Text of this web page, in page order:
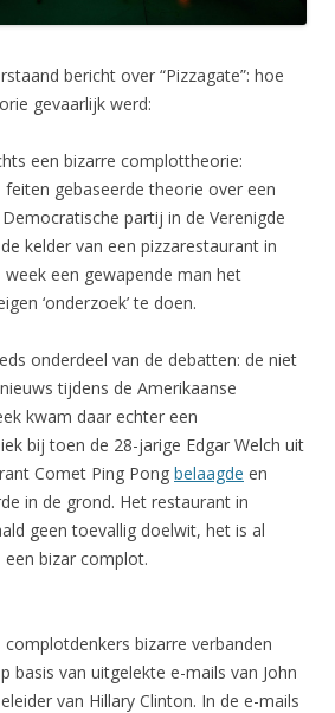
bericht over “Pizzagate”: hoe
gevaarlijk werd:
een bizarre complottheorie:
feiten gebaseerde theorie over een
partij in de Verenigde
kelder van een pizzarestaurant in
een gewapende man het
‘onderzoek’ te doen.
onderdeel van de debatten: de niet
tijdens de Amerikaanse
kwam daar echter een
bij toen de 28-jarige Edgar Welch uit
Comet Ping Pong belaagde en
in de grond. Het restaurant in
geen toevallig doelwit, het is al
bizar complot.
bizarre verbanden
basis van uitgelekte e-mails van John
van Hillary Clinton. In de e-mails